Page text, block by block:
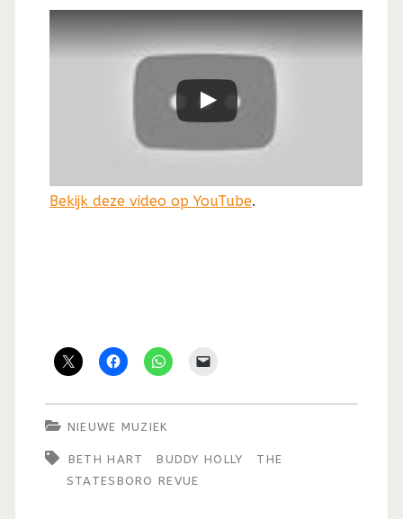
Bekijk deze video op YouTube.
NIEUWE MUZIEK
BETH HART BUDDY HOLLY
THE
STATESBORO REVUE